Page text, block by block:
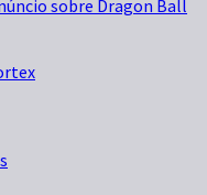
sobre Dragon Ball